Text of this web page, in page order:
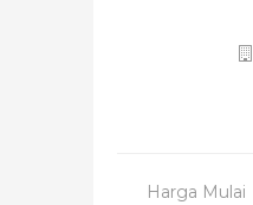
Harga Mulai